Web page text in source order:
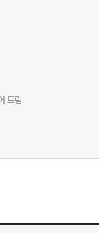
드림